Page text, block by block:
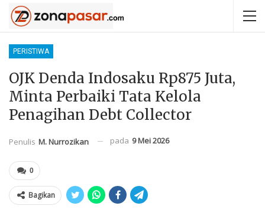
PERISTIWA
OJK Denda Indosaku Rp875 Juta,
Minta Perbaiki Tata Kelola
Penagihan Debt Collector
Penulis M. Nurrozikan pada 9 Mei 2026
0
Bagikan